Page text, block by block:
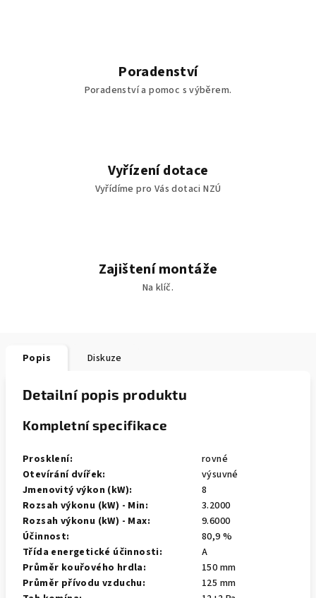
Poradenství
Poradenství a pomoc s výběrem.
Vyřízení dotace
Vyřídíme pro Vás dotaci NZÚ
Zajištení montáže
Na klíč.
Popis Diskuze
Detailní popis produktu
Kompletní specifikace
Prosklení:
rovné
Otevírání dvířek:
výsuvné
Jmenovitý výkon (kW):
8
Rozsah výkonu (kW) - Min:
3.2000
Rozsah výkonu (kW) - Max:
9.6000
Účinnost:
80,9 %
Třída energetické účinnosti:
A
Průměr kouřového hrdla:
150 mm
Průměr přívodu vzduchu:
125 mm